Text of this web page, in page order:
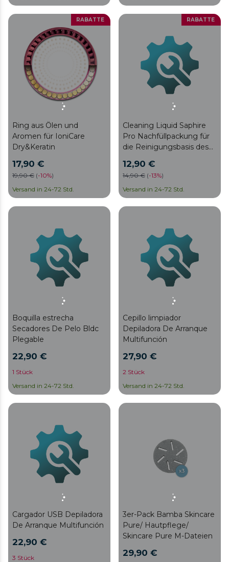
RABATTE
Ring aus Ölen und
Aromen für IoniCare
Dry&Keratin
17,90 €
19,90 € (-10%)
Versand in 24-72 Std.
RABATTE
Cleaning Liquid Saphire
Pro Nachfüllpackung für
die Reinigungsbasis des
12,90 €
14,90 € (-13%)
Versand in 24-72 Std.
Boquilla estrecha
Secadores De Pelo Bldc
Plegable
22,90 €
1 Stück
Versand in 24-72 Std.
Cepillo limpiador
Depiladora De Arranque
Multifunción
27,90 €
2 Stück
Versand in 24-72 Std.
Cargador USB Depiladora
De Arranque Multifunción
22,90 €
3 Stück
3er-Pack Bamba Skincare
Pure/ Hautpflege/
Skincare Pure M-Dateien
29,90 €